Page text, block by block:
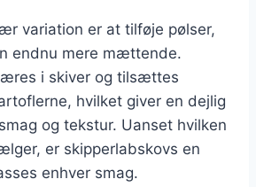
variation er at tilføje pølser,
endnu mere mættende.
i skiver og tilsættes
hvilket giver en dejlig
og tekstur. Uanset hvilken
er skipperlabskovs en
enhver smag.